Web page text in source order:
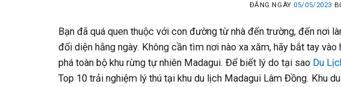
ĐĂNG NGÀY05/05/2023
Bạn đã quá quen thuộc với con đường từ nhà đến trường, đến nơi
đối diện hằng ngày. Không cần tìm nơi nào xa xăm, hãy bắt tay
phá toàn bộ khu rừng tự nhiên Madagui. Để biết lý do tại sao Du
Top 10 trải nghiệm lý thú tại khu du lịch Madagui Lâm Đồng. Khu